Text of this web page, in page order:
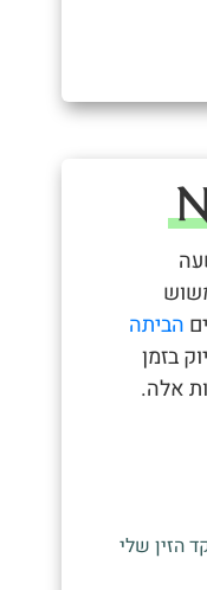
הביתה
בזמן
הזין שלי